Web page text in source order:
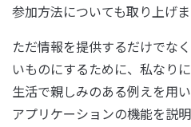
参加方法についても取り上げま
ただ情報を提供するだけでな
いものにするために、私なり
生活で親しみのある例えを用
アプリケーションの機能を説